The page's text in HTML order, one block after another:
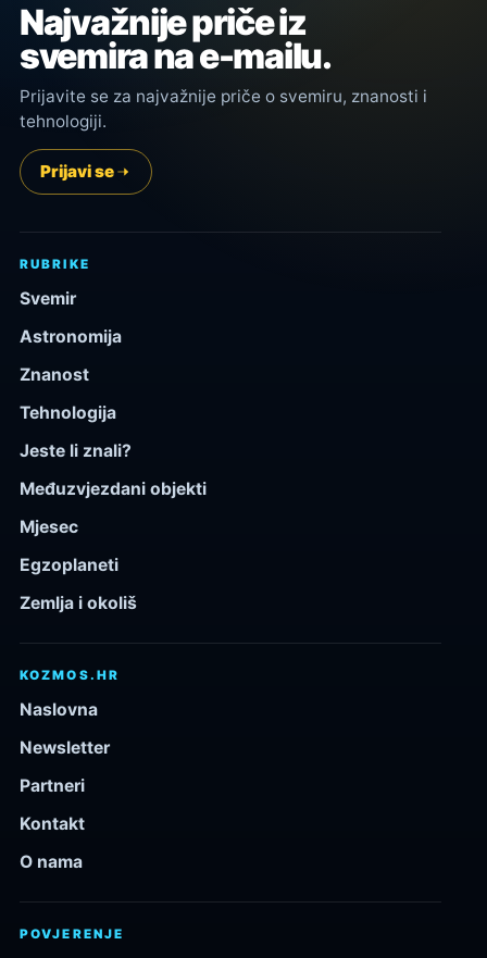
Najvažnije priče iz
svemira na e-mailu.
Prijavite se za najvažnije priče o svemiru, znanosti i
tehnologiji.
Prijavi se
RUBRIKE
Svemir
Astronomija
Znanost
Tehnologija
Jeste li znali?
Međuzvjezdani objekti
Mjesec
Egzoplaneti
Zemlja i okoliš
KOZMOS.HR
Naslovna
Newsletter
Partneri
Kontakt
O nama
POVJERENJE